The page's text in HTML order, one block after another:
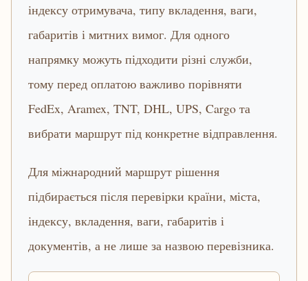
індексу отримувача, типу вкладення, ваги,
габаритів і митних вимог. Для одного
напрямку можуть підходити різні служби,
тому перед оплатою важливо порівняти
FedEx, Aramex, TNT, DHL, UPS, Cargo та
вибрати маршрут під конкретне відправлення.
Для міжнародний маршрут рішення
підбирається після перевірки країни, міста,
індексу, вкладення, ваги, габаритів і
документів, а не лише за назвою перевізника.